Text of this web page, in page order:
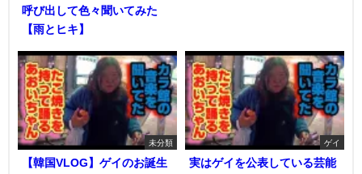
呼び出して色々聞いてみた
【雨とヒキ】
未分類
【韓国VLOG】ゲイのお誕生
ゲイ
実はゲイを公表している芸能